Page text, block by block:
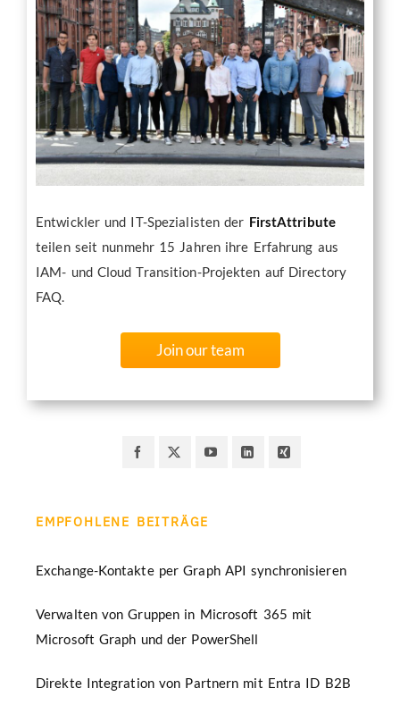
Entwickler und IT-Spezialisten der FirstAttribute
teilen seit nunmehr 15 Jahren ihre Erfahrung aus
IAM- und Cloud Transition-Projekten auf Directory
FAQ.
Join our team
EMPFOHLENE BEITRÄGE
Exchange-Kontakte per Graph API synchronisieren
Verwalten von Gruppen in Microsoft 365 mit
Microsoft Graph und der PowerShell
Direkte Integration von Partnern mit Entra ID B2B